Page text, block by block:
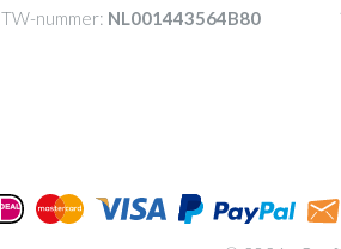
nummer: NL001443564B80